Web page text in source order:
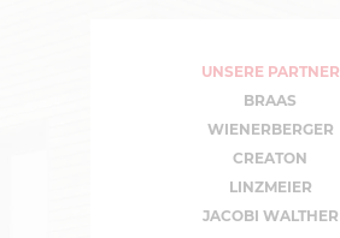
UNSERE PARTNER
BRAAS
WIENERBERGER
CREATON
LINZMEIER
JACOBI WALTHER